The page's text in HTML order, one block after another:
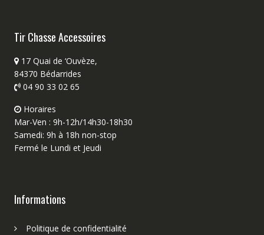
Tir Chasse Accessoires
17 Quai de ‘Ouvèze,
84370 Bédarrides
04 90 33 02 65
Horaires
Mar-Ven : 9h-12h/14h30-18h30
Samedi: 9h à 18h non-stop
Fermé le Lundi et Jeudi
Informations
Politique de confidentialité